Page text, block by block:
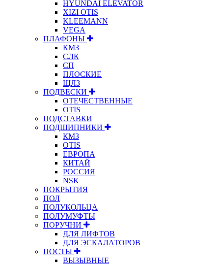
HYUNDAI ELEVATOR
XIZI OTIS
KLEEMANN
VEGA
ПЛАФОНЫ
КМЗ
СЛК
СП
ПЛОСКИЕ
ЩЛЗ
ПОДВЕСКИ
ОТЕЧЕСТВЕННЫЕ
OTIS
ПОДСТАВКИ
ПОДШИПНИКИ
КМЗ
OTIS
ЕВРОПА
КИТАЙ
РОССИЯ
NSK
ПОКРЫТИЯ
ПОЛ
ПОЛУКОЛЬЦА
ПОЛУМУФТЫ
ПОРУЧНИ
ДЛЯ ЛИФТОВ
ДЛЯ ЭСКАЛАТОРОВ
ПОСТЫ
ВЫЗЫВНЫЕ